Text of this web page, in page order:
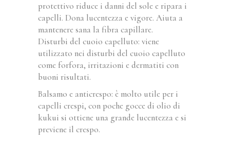
protettivo riduce i danni del sole e ripara i
capelli. Dona lucentezza e vigore. Aiuta a
mantenere sana la fibra capillare.
Disturbi del cuoio capelluto: viene
utilizzato nei disturbi del cuoio capelluto
come forfora, irritazioni e dermatiti con
buoni risultati.
Balsamo e anticrespo: è molto utile per i
capelli crespi, con poche gocce di olio di
kukui si ottiene una grande lucentezza e si
previene il crespo.